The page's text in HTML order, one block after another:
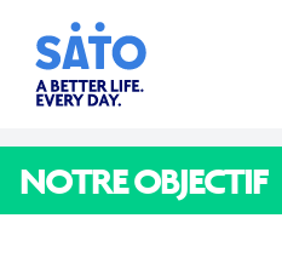
NOTRE OBJECTIF